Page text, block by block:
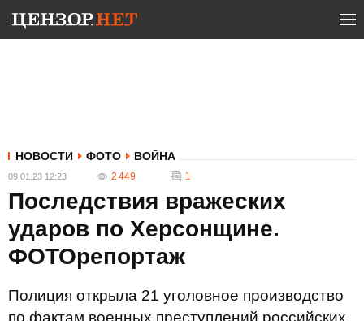
НОВОСТИ ФОТО ВОЙНА
09.01.23 12:23 2 449 1
Последствия вражеских
ударов по Херсонщине.
ФОТОрепортаж
Полиция открыла 21 уголовное производство
по фактам военных преступлений российских